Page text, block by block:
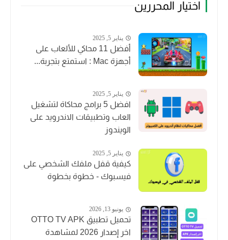
اختيار المحررين
يناير 5, 2025
أفضل 11 محاكي للألعاب على
أجهزة Mac : استمتع بتجربة...
يناير 5, 2025
افضل 5 برامج محاكاة لتشغيل
العاب وتطبيقات الاندرويد على
الويندوز
يناير 5, 2025
كيفية قفل ملفك الشخصي على
فيسبوك - خطوة بخطوة
يونيو 13, 2026
تحميل تطبيق OTTO TV APK
اخر إصدار 2026 لمشاهدة